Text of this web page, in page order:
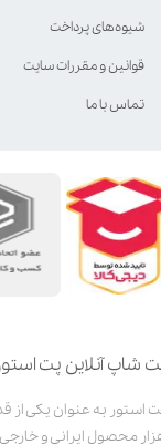
شاپ آنلاین پت
محصول ایرانی و
شیوه‌های پرداخت
قوانین و مقررات سایت
تماس با ما